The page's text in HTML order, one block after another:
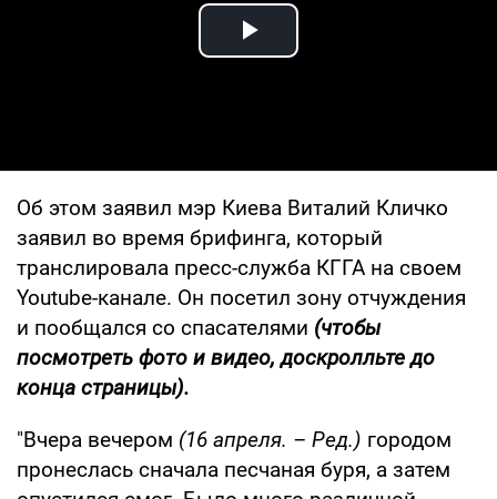
Play Video
Об этом заявил мэр Киева Виталий Кличко
заявил во время брифинга, который
транслировала пресс-служба КГГА на своем
Youtube-канале. Он посетил зону отчуждения
и пообщался со спасателями (чтобы
посмотреть фото и видео, доскролльте до
конца страницы).
"Вчера вечером (16 апреля. – Ред.) городом
пронеслась сначала песчаная буря, а затем